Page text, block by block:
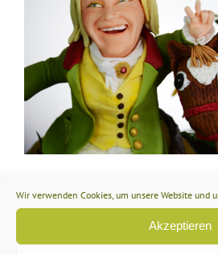
Wir verwenden Cookies, um unsere Website und
Akzeptieren
… von Gabriele, als ich ihr die
für mich der Beweis alles